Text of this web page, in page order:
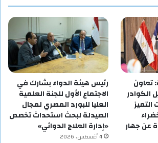
تعاون
الكوادر
عن جهار
رئيس هيئة الدواء بشارك في
الاجتماع الأول للجنة العلمية
العليا للبورد المصري لمجال
الصيدلة لبحث استحداث تخصص
«إدارة العلاج الدوائي»
4 أغسطس، 2026